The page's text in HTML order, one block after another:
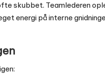
skubbet. Teamlederen
energi på interne